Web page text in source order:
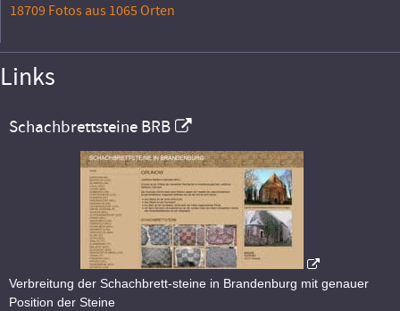
18709 Fotos aus 1065 Orten
Links
Schachbrettsteine BRB
Verbreitung der Schachbrett-steine in Brandenburg mit genauer
Position der Steine